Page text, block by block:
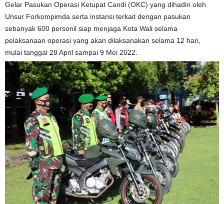
Gelar Pasukan Operasi Ketupat Candi (OKC) yang dihadiri oleh
Unsur Forkompimda serta instansi terkait dengan pasukan
sebanyak 600 personil siap menjaga Kota Wali selama
pelaksanaan operasi yang akan dilaksanakan selama 12 hari,
mulai tanggal 28 April sampai 9 Mei 2022.